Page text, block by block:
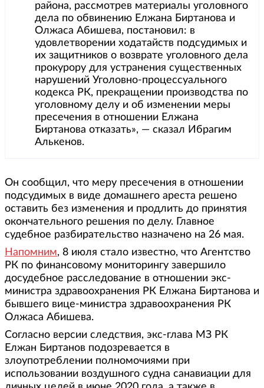
района, рассмотрев материалы уголовного
дела по обвинению Елжана Биртанова и
Олжаса Абишева, постановил: в
удовлетворении ходатайств подсудимых и
их защитников о возврате уголовного дела
прокурору для устранения существенных
нарушений Уголовно-процессуального
кодекса РК, прекращении производства по
уголовному делу и об изменении меры
пресечения в отношении Елжана
Биртанова отказать», — сказал Ибрагим
Алькенов.
Он сообщил, что меру пресечения в отношении
подсудимых в виде домашнего ареста решено
оставить без изменения и продлить до принятия
окончательного решения по делу. Главное
судебное разбирательство назначено на 26 мая.
Напомним, 8 июля стало известно, что Агентство
РК по финансовому мониторингу завершило
досудебное расследование в отношении экс-
министра здравоохранения РК Елжана Биртанова и
бывшего вице-министра здравоохранения РК
Олжаса Абишева.
Согласно версии следствия, экс-глава МЗ РК
Елжан Биртанов подозревается в
злоупотреблении полномочиями при
использовании воздушного судна санавиации для